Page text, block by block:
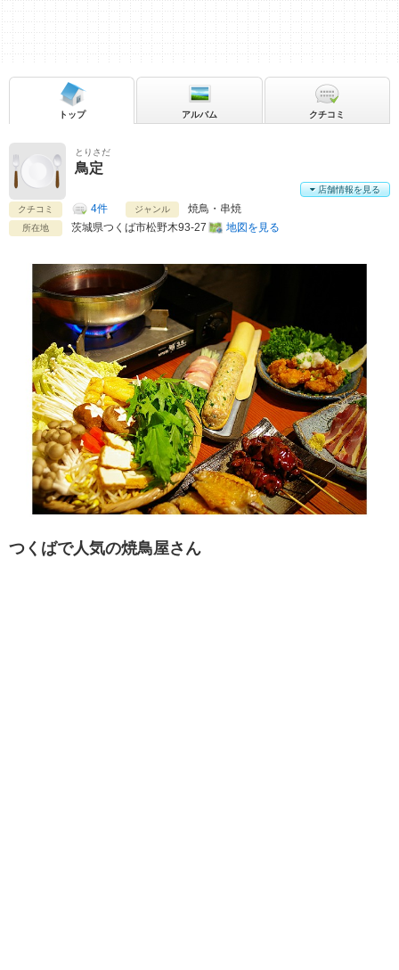
とりさだ
鳥定
クチコミ 4件 ジャンル 焼鳥・串焼
所在地 茨城県つくば市松野木93-27 地図を見る
店舗情報を見る
トップ アルバム クチコミ
つくばで人気の焼鳥屋さん